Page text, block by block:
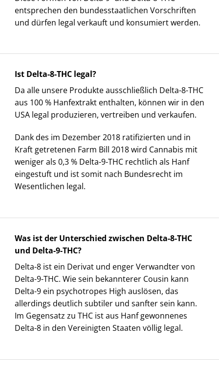
entsprechen den bundesstaatlichen Vorschriften
und dürfen legal verkauft und konsumiert werden.
Ist Delta-8-THC legal?
Da alle unsere Produkte ausschließlich Delta-8-THC
aus 100 % Hanfextrakt enthalten, können wir in den
USA legal produzieren, vertreiben und verkaufen.
Dank des im Dezember 2018 ratifizierten und in
Kraft getretenen Farm Bill 2018 wird Cannabis mit
weniger als 0,3 % Delta-9-THC rechtlich als Hanf
eingestuft und ist somit nach Bundesrecht im
Wesentlichen legal.
Was ist der Unterschied zwischen Delta-8-THC
und Delta-9-THC?
Delta-8 ist ein Derivat und enger Verwandter von
Delta-9-THC. Wie sein bekannterer Cousin kann
Delta-9 ein psychotropes High auslösen, das
allerdings deutlich subtiler und sanfter sein kann.
Im Gegensatz zu THC ist aus Hanf gewonnenes
Delta-8 in den Vereinigten Staaten völlig legal.